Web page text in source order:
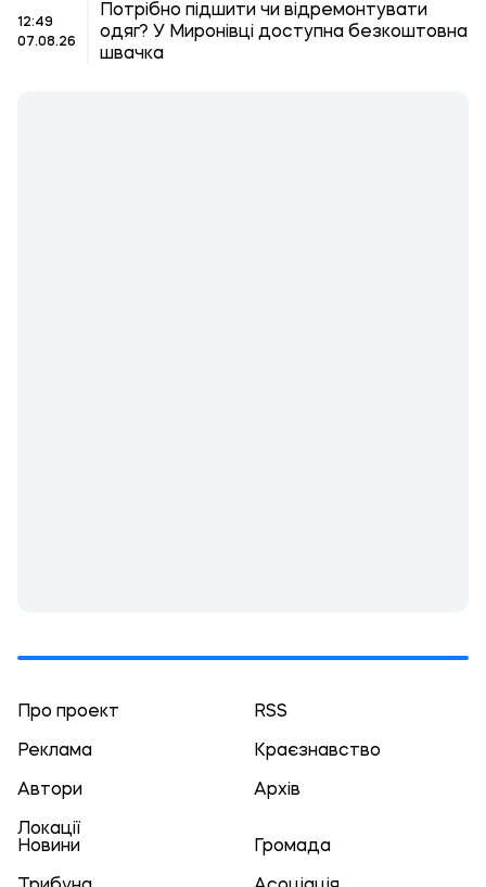
12:49
07.08.26
Потрібно підшити чи відремонтувати
одяг? У Миронівці доступна безкоштовна
швачка
Про проект RSS
Реклама Краєзнавство
Автори Архів
Локації
Новини
Громада